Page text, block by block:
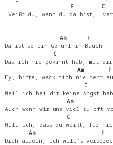
F        C
Weißt du, wenn du da bist,
                Am      F
Da ist so ein Gefühl im Bauch
C
Das ich nie gekannt hab, mit
                     Am       F
Ey, bitte, weck mich nie mehr
C
Weil ich bei dir keine Angst
Am
Auch wenn wir uns viel zu oft
C
Will ich, dass du weißt, für
       Am                   F
Dich allein, ich will's